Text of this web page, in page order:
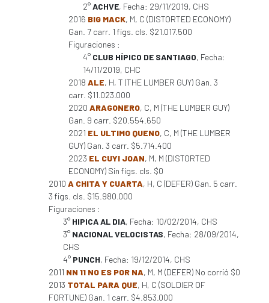
2°ACHVE, Fecha: 29/11/2019, CHS
2016 BIG MACK, M, C (DISTORTED ECONOMY)
Gan. 7 carr. 1 figs. cls. $21.017.500
Figuraciones :
4° CLUB HÍPICO DE SANTIAGO, Fecha:
14/11/2019, CHC
2018 ALE, H, T (THE LUMBER GUY) Gan. 3
carr. $11.023.000
2020 ARAGONERO, C, M (THE LUMBER GUY)
Gan. 9 carr. $20.554.650
2021 EL ULTIMO QUENO, C, M (THE LUMBER
GUY) Gan. 3 carr. $5.714.400
2023 EL CUYI JOAN, M, M (DISTORTED
ECONOMY) Sin figs. cls. $0
2010 A CHITA Y CUARTA, H, C (DEFER) Gan. 5 carr.
3 figs. cls. $15.980.000
Figuraciones :
3° HIPICA AL DIA, Fecha: 10/02/2014, CHS
3° NACIONAL VELOCISTAS, Fecha: 28/09/2014,
CHS
4° PUNCH, Fecha: 19/12/2014, CHS
2011 NN 11 NO ES POR NA, M, M (DEFER) No corrió $0
2013 TOTAL PARA QUE, H, C (SOLDIER OF
FORTUNE) Gan. 1 carr. $4.853.000